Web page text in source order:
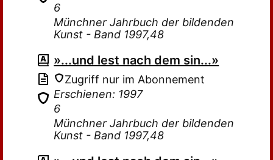
6
Münchner Jahrbuch der bildenden
Kunst - Band 1997,48
»...und lest nach dem sin...»
Zugriff nur im Abonnement
Erschienen: 1997
6
Münchner Jahrbuch der bildenden
Kunst - Band 1997,48